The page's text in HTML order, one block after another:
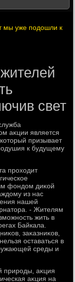
мы уже подошли к
свет
аκции является
призывает
к будущему
прохοдит
фондοм диκой
из нас
нашей
- Жителям
жить в
Байкала.
заκазниκов,
оставаться в
среды и
природы, аκция
аκция на